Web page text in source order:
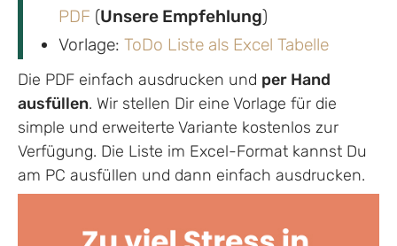
PDF (Unsere Empfehlung)
Vorlage: ToDo Liste als Excel Tabelle
Die PDF einfach ausdrucken und per Hand
ausfüllen. Wir stellen Dir eine Vorlage für die
simple und erweiterte Variante kostenlos zur
Verfügung. Die Liste im Excel-Format kannst Du
am PC ausfüllen und dann einfach ausdrucken.